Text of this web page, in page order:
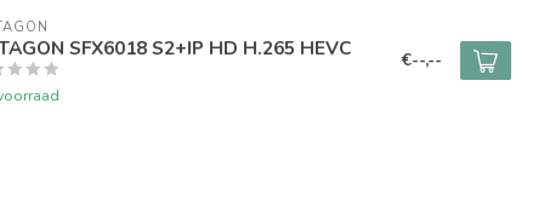
SFX6018 S2+IP HD H.265 HEVC €--,--